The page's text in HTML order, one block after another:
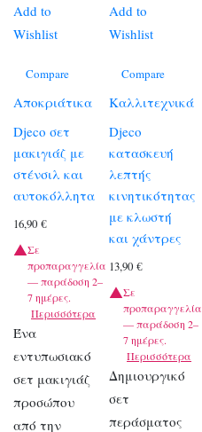
Add to
Wishlist
Compare
Αποκριάτικα
Djeco σετ
μακιγιάζ με
στένσιλ και
αυτοκόλλητα
16,90 €
Σε
προπαραγγελία
— παράδοση 2–
7 ημέρες.
Περισσότερα
Ένα
εντυπωσιακό
σετ μακιγιάζ
προσώπου
από την
Add to
Wishlist
Compare
Καλλιτεχνικά
Djeco
κατασκευή
λεπτής
κινητικότητας
με κλωστή
και χάντρες
13,90€
Σε
προπαραγγελία
— παράδοση 2–
7 ημέρες.
Περισσότερα
Δημιουργικό
σετ
περάσματος